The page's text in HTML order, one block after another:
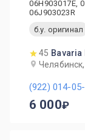
06H903017E,
06J903023R
б.у. оригинал
45
(922) 014-
6 000